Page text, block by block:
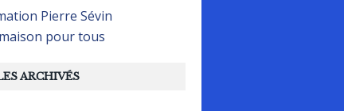
Pierre Sévin
pour tous
ARCHIVÉS